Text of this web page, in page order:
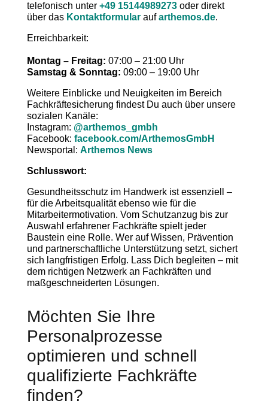
telefonisch unter +49 15144989273oder direkt
über das Kontaktformularaufarthemos.de.
Erreichbarkeit:
Montag – Freitag: 07:00 – 21:00 Uhr
Samstag & Sonntag: 09:00 – 19:00 Uhr
Weitere Einblicke und Neuigkeiten im Bereich
Fachkräftesicherung findest Du auch über unsere
sozialen Kanäle:
Instagram: @arthemos_gmbh
Facebook: facebook.com/ArthemosGmbH
Newsportal: Arthemos News
Schlusswort:
Gesundheitsschutz im Handwerk ist essenziell –
für die Arbeitsqualität ebenso wie für die
Mitarbeitermotivation. Vom Schutzanzug bis zur
Auswahl erfahrener Fachkräfte spielt jeder
Baustein eine Rolle. Wer auf Wissen, Prävention
und partnerschaftliche Unterstützung setzt, sichert
sich langfristigen Erfolg. Lass Dich begleiten – mit
dem richtigen Netzwerk an Fachkräften und
maßgeschneiderten Lösungen.
Möchten Sie Ihre
Personalprozesse
optimieren und schnell
qualifizierte Fachkräfte
finden?